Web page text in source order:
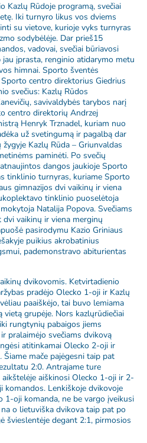
Kazlų Rūdoje programą, svečiai
Iki turnyro likus vos dviems
su vietove, kurioje vyks turnyras
sodybėlėje. Dar prieš15
vadovai, svečiai būriavosi
įprasta, renginio atidarymo metu
himnai. Sporto šventės
centro direktorius Giedrius
svečius: Kazlų Rūdos
savivaldybės tarybos narį
centro direktorių Andrzej
Henryk Trznadel, kuriam nuo
už svetingumą ir pagalbą dar
Kazlų Rūda – Griunvaldas
paminėti. Po svečių
dangos jaukioje Sporto
tinklinio turnyras, kuriame Sporto
gimnazijos dvi vaikinų ir viena
tinklinio puoselėtoja
Natalija Popova. Svečiams
vaikinų ir viena merginų
pasirodymu Kazio Griniaus
puikius akrobatinius
pademonstravo abiturientas
dvikovomis. Ketvirtadienio
pradėjo Olecko 1-oji ir Kazlų
paaiškėjo, tai buvo lemiama
grupėje. Nors kazlųrūdiečiai
rungtynių pabaigos jiems
pralaimėjo svečiams dvikovą
atitinkamai Olecko 2-oji ir
mače pajėgesni taip pat
2:0. Antrajame ture
aiškinosi Olecko 1-oji ir 2-
Lenkiškoje dvikovoje
1-oji komanda, ne be vargo įveikusi
o lietuviška dvikova taip pat po
švieslentėje degant 2:1, pirmosios